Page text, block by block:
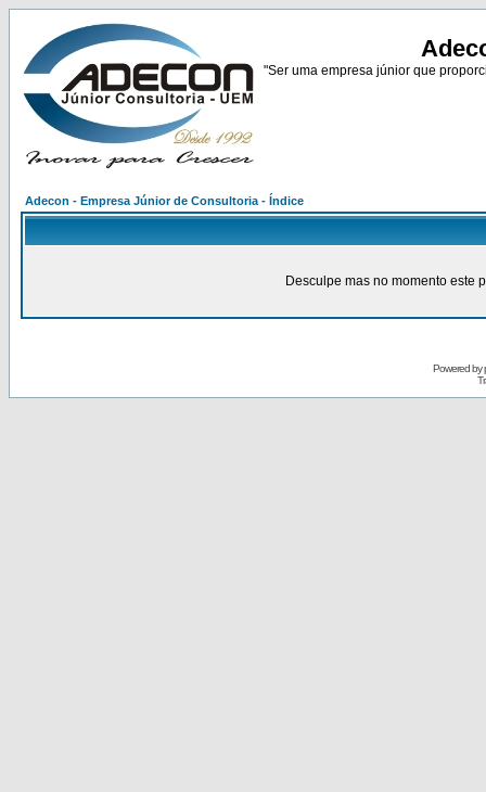
"Ser uma empresa júnior que
Adecon - Empresa Júnior de Consultoria - Índice
Desculpe mas no momento este
Powered by